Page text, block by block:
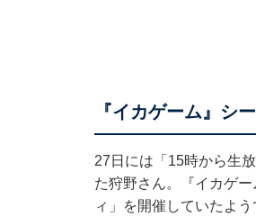
『イカゲーム』シ
27日には「15時から生
た狩野さん。『イカゲ
ィ」を開催していたよ